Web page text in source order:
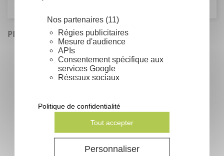
Nos partenaires (11)
Régies publicitaires
Mesure d'audience
APIs
Consentement spécifique aux
services Google
Réseaux sociaux
Tout accepter
Personnaliser
Politique de confidentialité
PRODUITS SIMILAIRES